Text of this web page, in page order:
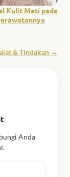
Kulit Mati pada
& Tindakan →
Anda